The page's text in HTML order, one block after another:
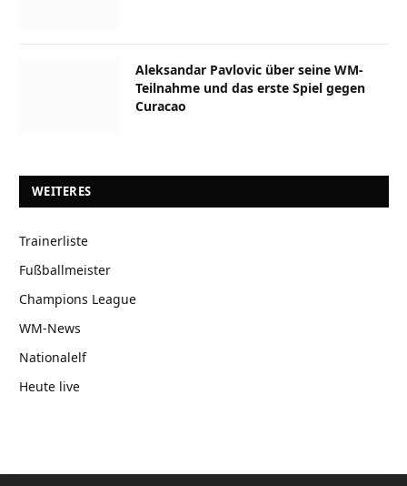
Aleksandar Pavlovic über seine WM-
Teilnahme und das erste Spiel gegen
Curacao
WEITERES
Trainerliste
Fußballmeister
Champions League
WM-News
Nationalelf
Heute live